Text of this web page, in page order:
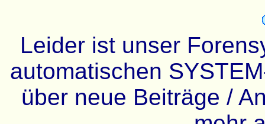
Leider ist unser
automatischen
über neue Beiträge /